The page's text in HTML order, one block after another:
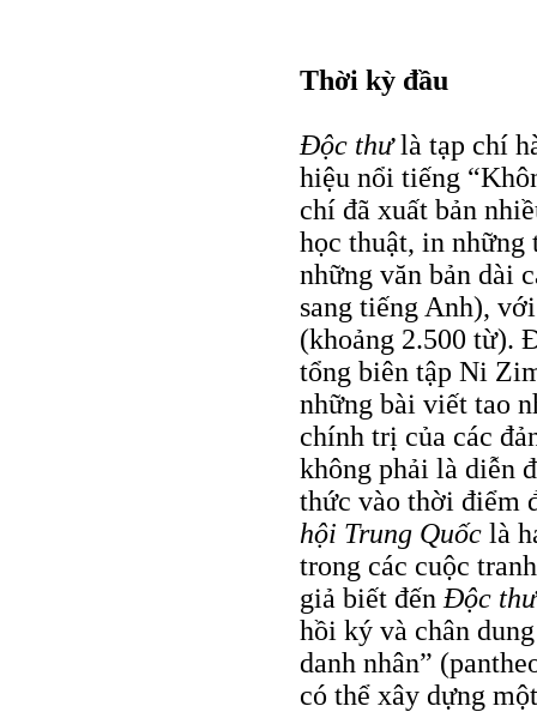
Thời kỳ đầu
Ðộc thưlà tạp chí
hiệu nổi tiếng
chí đã xuất bản
học thuật, in
những văn bản dài
sang tiếng Anh),
(khoảng 2.500 từ).
tổng biên tập Ni
những bài viết tao
chính trị của các
không phải là diễn
thức vào thời điểm
hội Trung Quốc là
trong các cuộc
giả biết đến Ðộc thư
hồi ký và chân
danh nhân”
có thể xây dựng